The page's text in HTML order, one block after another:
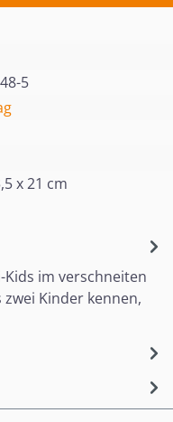
5
x 21 cm
Kids im verschneiten
Kinder kennen,